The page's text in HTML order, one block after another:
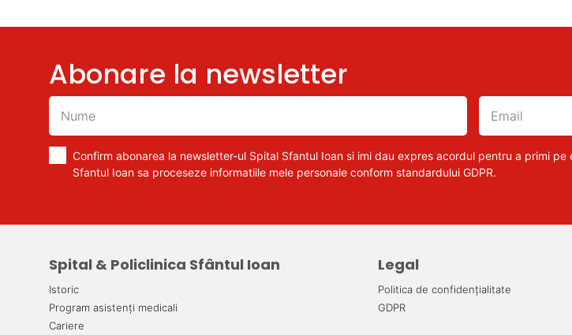
Abonare la newsletter
Confirm abonarea la newsletter-ul Spital Sfantul Ioan si imi dau expres acordul pentru a primi
Sfantul Ioan sa proceseze informatiile mele personale conform standardului GDPR.
Spital & Policlinica Sfântul Ioan
Istoric
Program asistenți medicali
Cariere
Legal
Politica de confidențialitate
GDPR